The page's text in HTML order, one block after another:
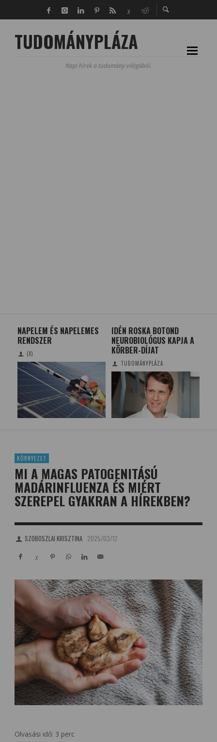
TUDOMÁNYPLÁZA
Napi hírek a tudomány világából.
NAPELEM ÉS NAPELEMES
RENDSZER
(X)
IDÉN ROSKA BOTOND
NEUROBIOLÓGUS KAPJA A
KÖRBER-DÍJAT
TUDOMÁNYPLÁZA
KÖRNYEZET
MI A MAGAS PATOGENITÁSÚ
MADÁRINFLUENZA ÉS MIÉRT
SZEREPEL GYAKRAN A HÍREKBEN?
SZOBOSZLAI KRISZTINA 2025/03/12
Olvasási idő: 3 perc